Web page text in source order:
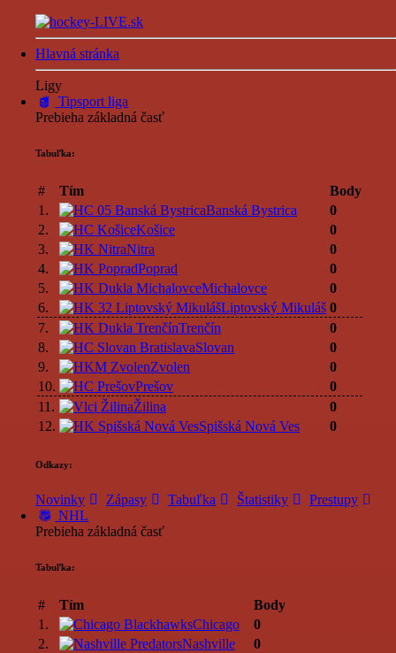
Hlavná stránka
Ligy
Tipsport liga
Prebieha základná časť
Tabuľka:
# Tím
Body
1.
Banská Bystrica
0
2.
Košice
0
3.
Nitra
0
4.
Poprad
0
5.
Michalovce
0
6.
Liptovský Mikuláš 0
7.
Trenčín
0
8.
Slovan
0
9.
Zvolen
0
10.
Prešov
0
11.
Žilina
0
12.
Spišská Nová Ves 0
Odkazy:
Novinky Zápasy Tabuľka Štatistiky
Prestupy
NHL
Prebieha základná časť
Tabuľka:
# Tím
Body
1.
Chicago
0
2.
Nashville
0